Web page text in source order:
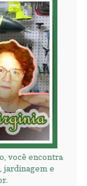
você encontra
jardinagem e